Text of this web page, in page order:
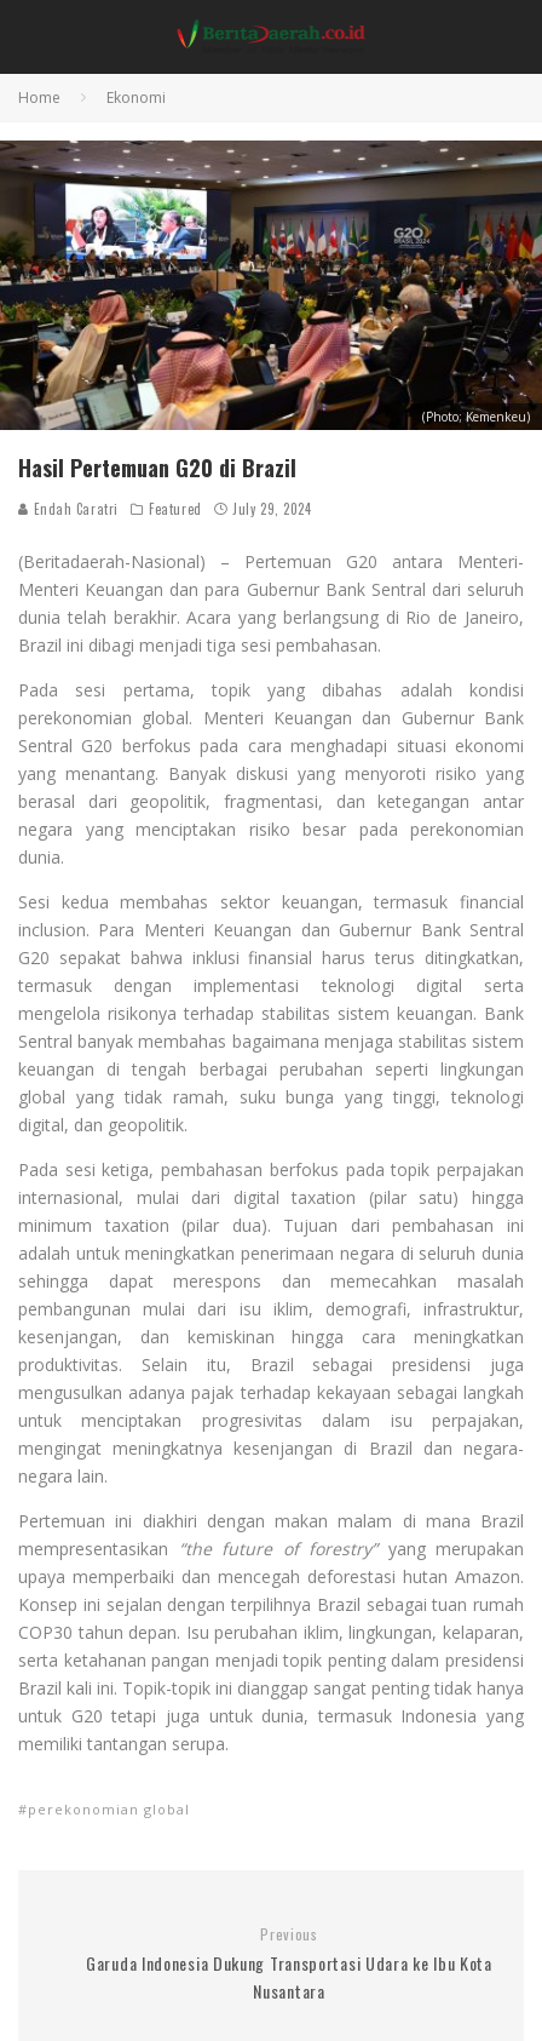
Home Ekonomi
(Photo; Kemenkeu)
Hasil Pertemuan G20 di Brazil
Endah Caratri Featured July 29, 2024
(Beritadaerah-Nasional) – Pertemuan G20 antara Menteri-
Menteri Keuangan dan para Gubernur Bank Sentral dari seluruh
dunia telah berakhir. Acara yang berlangsung di Rio de Janeiro,
Brazil ini dibagi menjadi tiga sesi pembahasan.
Pada sesi pertama, topik yang dibahas adalah kondisi
perekonomian global. Menteri Keuangan dan Gubernur Bank
Sentral G20 berfokus pada cara menghadapi situasi ekonomi
yang menantang. Banyak diskusi yang menyoroti risiko yang
berasal dari geopolitik, fragmentasi, dan ketegangan antar
negara yang menciptakan risiko besar pada perekonomian
dunia.
Sesi kedua membahas sektor keuangan, termasuk financial
inclusion. Para Menteri Keuangan dan Gubernur Bank Sentral
G20 sepakat bahwa inklusi finansial harus terus ditingkatkan,
termasuk dengan implementasi teknologi digital serta
mengelola risikonya terhadap stabilitas sistem keuangan. Bank
Sentral banyak membahas bagaimana menjaga stabilitas sistem
keuangan di tengah berbagai perubahan seperti lingkungan
global yang tidak ramah, suku bunga yang tinggi, teknologi
digital, dan geopolitik.
Pada sesi ketiga, pembahasan berfokus pada topik perpajakan
internasional, mulai dari digital taxation (pilar satu) hingga
minimum taxation (pilar dua). Tujuan dari pembahasan ini
adalah untuk meningkatkan penerimaan negara di seluruh dunia
sehingga dapat merespons dan memecahkan masalah
pembangunan mulai dari isu iklim, demografi, infrastruktur,
kesenjangan, dan kemiskinan hingga cara meningkatkan
produktivitas. Selain itu, Brazil sebagai presidensi juga
mengusulkan adanya pajak terhadap kekayaan sebagai langkah
untuk menciptakan progresivitas dalam isu perpajakan,
mengingat meningkatnya kesenjangan di Brazil dan negara-
negara lain.
Pertemuan ini diakhiri dengan makan malam di mana Brazil
mempresentasikan
“the future of forestry”yang merupakan
upaya memperbaiki dan mencegah deforestasi hutan Amazon.
Konsep ini sejalan dengan terpilihnya Brazil sebagai tuan rumah
COP30 tahun depan. Isu perubahan iklim, lingkungan, kelaparan,
serta ketahanan pangan menjadi topik penting dalam presidensi
Brazil kali ini. Topik-topik ini dianggap sangat penting tidak hanya
untuk G20 tetapi juga untuk dunia, termasuk Indonesia yang
memiliki tantangan serupa.
perekonomian global
Previous
Garuda Indonesia Dukung Transportasi Udara ke Ibu Kota
Nusantara